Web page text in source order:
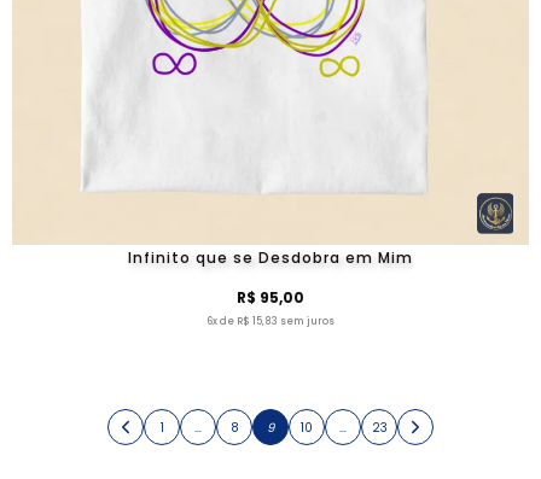
Infinito que se Desdobra em Mim
R$ 95,00
6x de R$ 15,83 sem juros
1 … 8 9 10 … 23